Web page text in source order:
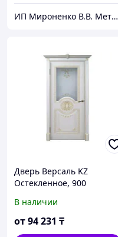
ИП Мироненко В.В. Металлические и межкомнатные двери
Дверь Версаль KZ
Остекленное, 900
В наличии
от94 231 ₸